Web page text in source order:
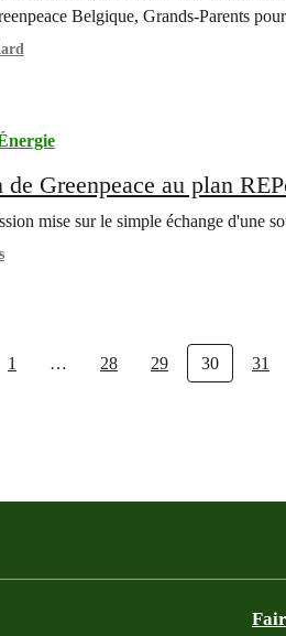
Belgique, Grands-Parents
de Greenpeace au plan
mise sur le simple échange d'une
1 … 28 29 30 31